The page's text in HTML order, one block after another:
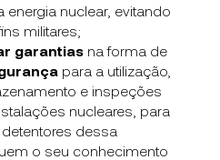
energia nuclear, evitando
militares;
garantias na forma de
para a utilização,
e inspeções
nucleares, para
dessa
o seu conhecimento